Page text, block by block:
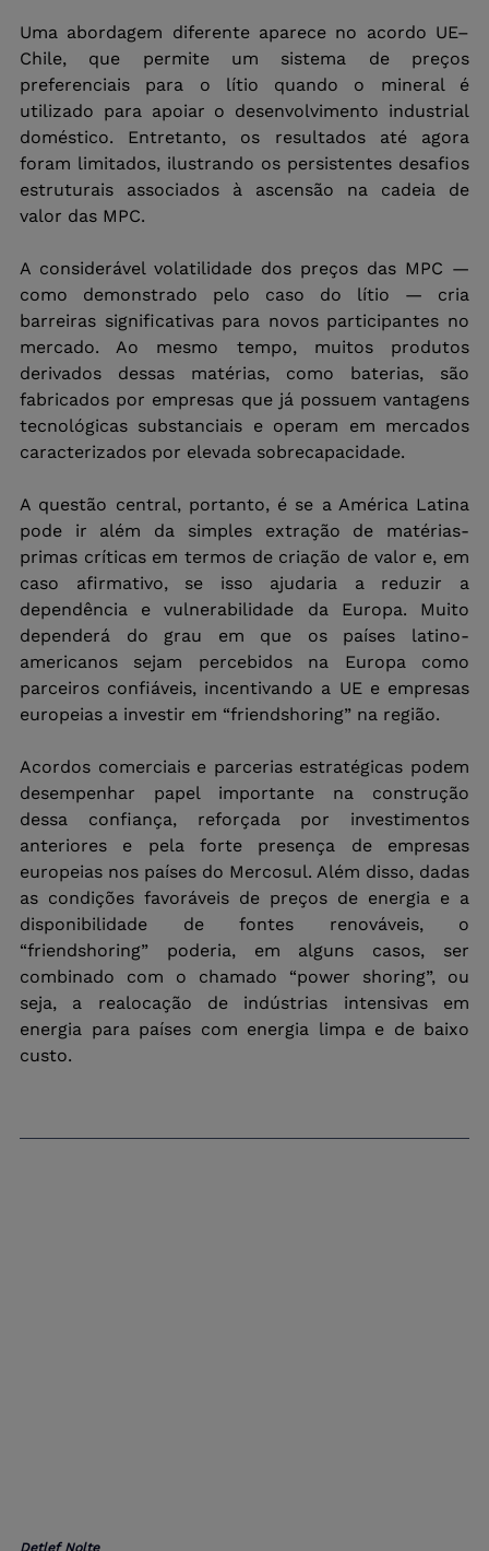
Uma abordagem diferente aparece no acordo UE–
Chile, que permite um sistema de preços
preferenciais para o lítio quando o mineral é
utilizado para apoiar o desenvolvimento industrial
doméstico. Entretanto, os resultados até agora
foram limitados, ilustrando os persistentes desafios
estruturais associados à ascensão na cadeia de
valor das MPC.
A considerável volatilidade dos preços das MPC —
como demonstrado pelo caso do lítio — cria
barreiras significativas para novos participantes no
mercado. Ao mesmo tempo, muitos produtos
derivados dessas matérias, como baterias, são
fabricados por empresas que já possuem vantagens
tecnológicas substanciais e operam em mercados
caracterizados por elevada sobrecapacidade.
A questão central, portanto, é se a América Latina
pode ir além da simples extração de matérias-
primas críticas em termos de criação de valor e, em
caso afirmativo, se isso ajudaria a reduzir a
dependência e vulnerabilidade da Europa. Muito
dependerá do grau em que os países latino-
americanos sejam percebidos na Europa como
parceiros confiáveis, incentivando a UE e empresas
europeias a investir em “friendshoring” na região.
Acordos comerciais e parcerias estratégicas podem
desempenhar papel importante na construção
dessa confiança, reforçada por investimentos
anteriores e pela forte presença de empresas
europeias nos países do Mercosul. Além disso, dadas
as condições favoráveis de preços de energia e a
disponibilidade de fontes renováveis, o
“friendshoring” poderia, em alguns casos, ser
combinado com o chamado “power shoring”, ou
seja, a realocação de indústrias intensivas em
energia para países com energia limpa e de baixo
custo.
Detlef Nolte